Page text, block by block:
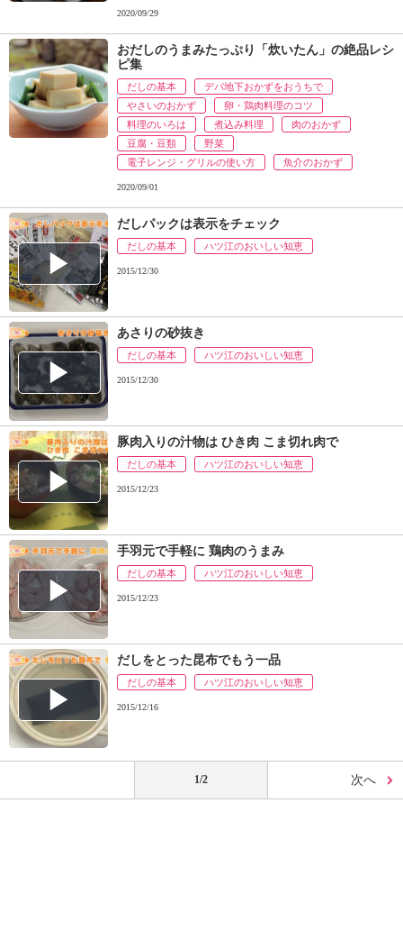
2020/09/29
おだしのうまみたっぷり「炊いたん」の絶品レシ
ピ集
だしの基本
デパ地下おかずをおうちで
やさいのおかず
卵・鶏肉料理のコツ
料理のいろは
煮込み料理
肉のおかず
豆腐・豆類
野菜
電子レンジ・グリルの使い方
魚介のおかず
2020/09/01
だしパックは表示をチェック
だしの基本 ハツ江のおいしい知恵
2015/12/30
あさりの砂抜き
だしの基本 ハツ江のおいしい知恵
2015/12/30
豚肉入りの汁物は ひき肉 こま切れ肉で
だしの基本 ハツ江のおいしい知恵
2015/12/23
手羽元で手軽に 鶏肉のうまみ
だしの基本 ハツ江のおいしい知恵
2015/12/23
だしをとった昆布でもう一品
だしの基本 ハツ江のおいしい知恵
2015/12/16
1/2 次へ